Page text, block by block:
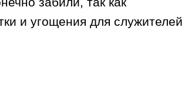
и угощения для служителей